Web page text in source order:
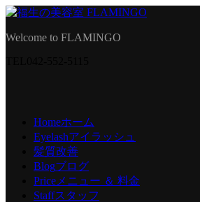
Welcome to FLAMINGO
Homeホーム
Eyelashアイラッシュ
髪質改善
Blogブログ
Price メニュー ＆ 料金
Staffスタッフ